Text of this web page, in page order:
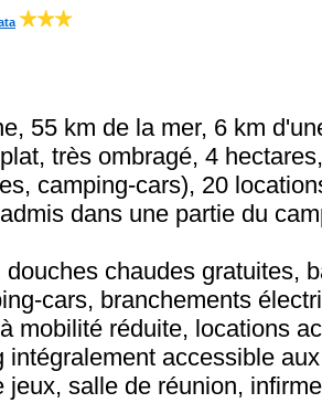
55 km de la mer, 6 km
très ombragé, 4
camping-cars), 20
dans une partie du
douches chaudes gratuites,
cars, branchements
mobilité réduite, locations
intégralement accessible
jeux, salle de réunion,